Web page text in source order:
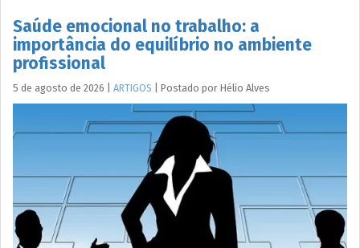
Saúde emocional no trabalho: a
importância do equilíbrio no ambiente
profissional
5 de agosto de 2026 ARTIGOS Postado por Hélio Alves